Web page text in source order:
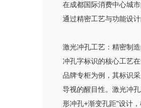
在成都国际消费中心城
通过精密工艺与功能设
激光冲孔工艺：精密制
冲孔字标识的核心工艺
品牌专柜为例，其标识
导视的醒目性。激光冲
形冲孔+渐变孔距"设计